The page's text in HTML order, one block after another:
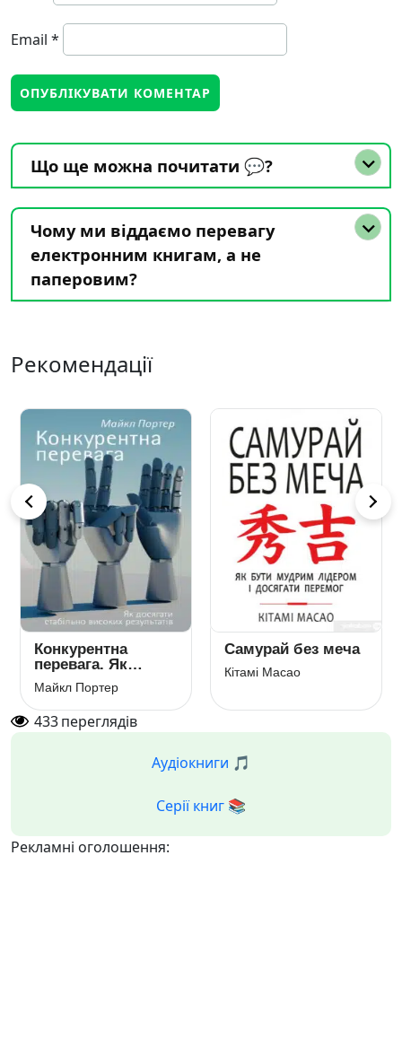
Email *
Що ще можна почитати 💬?
Чому ми віддаємо перевагу
електронним книгам, а не
паперовим?
Рекомендації
Конкурентна
перевага. Як
досягати
стабільно високих
результатів
Майкл Портер
Самурай без меча
Кітамі Масао
433переглядів
Аудіокниги 🎵
Серії книг 📚
Рекламні оголошення: